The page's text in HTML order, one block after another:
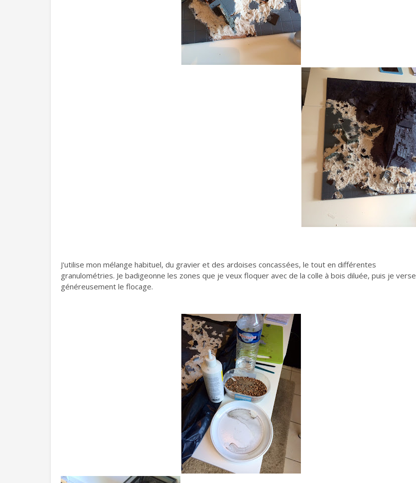
J'utilise mon mélange habituel, du gravier et des ardoises concassées, le tout en différentes
granulométries. Je badigeonne les zones que je veux floquer avec de la colle à bois diluée, puis je verse
généreusement le flocage.